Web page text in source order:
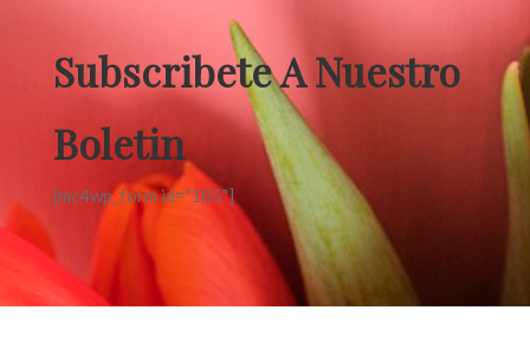
Subscribete A Nuestro
Boletin
[mc4wp_form id="185"]